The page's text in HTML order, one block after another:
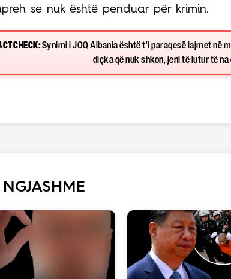
se nuk është penduar për krimin.
CHECK:Synimi i JOQ Albania është t’i paraqesë lajmet në
diçka që nuk shkon, jeni të lutur të na